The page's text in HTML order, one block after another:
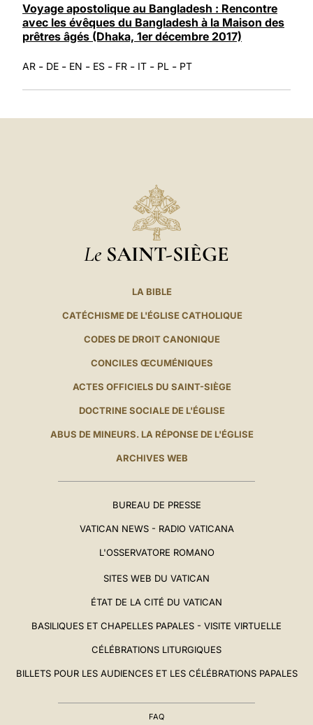
Voyage apostolique au Bangladesh : Rencontre
avec les évêques du Bangladesh à la Maison des
prêtres âgés (Dhaka, 1er décembre 2017)
AR - DE - EN - ES - FR - IT - PL - PT
Le SAINT-SIÈGE
LA BIBLE
CATÉCHISME DE L'ÉGLISE CATHOLIQUE
CODES DE DROIT CANONIQUE
CONCILES ŒCUMÉNIQUES
ACTES OFFICIELS DU SAINT-SIÈGE
DOCTRINE SOCIALE DE L'ÉGLISE
ABUS DE MINEURS. LA RÉPONSE DE L'ÉGLISE
ARCHIVES WEB
BUREAU DE PRESSE
VATICAN NEWS - RADIO VATICANA
L'OSSERVATORE ROMANO
SITES WEB DU VATICAN
ÉTAT DE LA CITÉ DU VATICAN
BASILIQUES ET CHAPELLES PAPALES - VISITE VIRTUELLE
CÉLÉBRATIONS LITURGIQUES
BILLETS POUR LES AUDIENCES ET LES CÉLÉBRATIONS PAPALES
FAQ